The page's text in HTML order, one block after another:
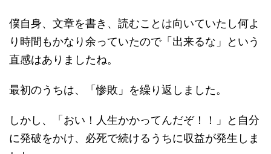
僕自身、文章を書き、読むことは向いていたし何よ
り時間もかなり余っていたので「出来るな」という
直感はありましたね。
最初のうちは、「惨敗」を繰り返しました。
しかし、「おい！人生かかってんだぞ！！」と自分
に発破をかけ、必死で続けるうちに収益が発生しま